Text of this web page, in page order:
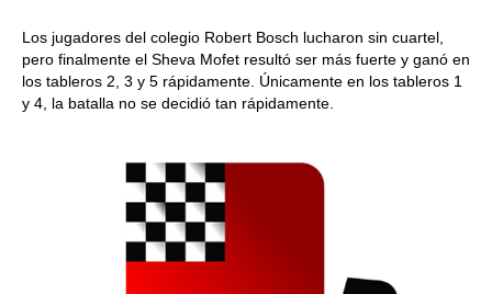
Los jugadores del colegio Robert Bosch lucharon sin cuartel,
pero finalmente el Sheva Mofet resultó ser más fuerte y ganó en
los tableros 2, 3 y 5 rápidamente. Únicamente en los tableros 1
y 4, la batalla no se decidió tan rápidamente.